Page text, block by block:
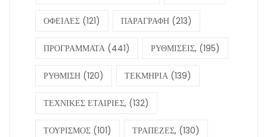
ΟΦΕΙΛΕΣ (121) ΠΑΡΑΓΡΑΦΗ (213)
ΠΡΟΓΡΑΜΜΑΤΑ (441) ΡΥΘΜΙΣΕΙΣ, (195)
ΡΥΘΜΙΣΗ (120) ΤΕΚΜΗΡΙΑ (139)
ΤΕΧΝΙΚΕΣ ΕΤΑΙΡΙΕΣ, (132)
ΤΟΥΡΙΣΜΟΣ (101) ΤΡΑΠΕΖΕΣ, (130)